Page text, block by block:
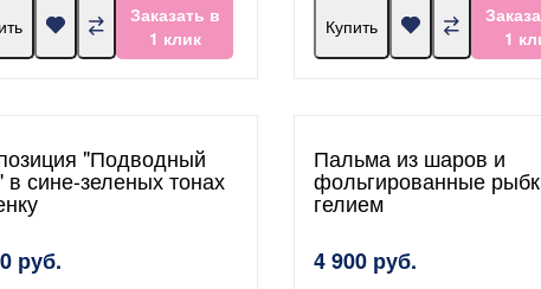
Заказать в
1 клик
Купить
1
"Подводный
в сине-зеленых тонах
руб.
Пальма из шаров и
фольгированные
гелием
4 900 руб.